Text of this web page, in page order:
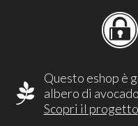
Questo eshop è
albero di
Scopri il progetto